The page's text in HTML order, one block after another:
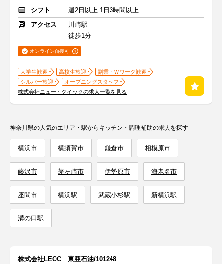
シフト
週2日以上 1日3時間以上
アクセス
川崎駅
徒歩1分
オンライン面接可
大学生歓迎 高校生歓迎
副業・Ｗワーク歓迎
シルバー歓迎
オープニングスタッフ
株式会社ニュー・クイックの求人一覧を見る
神奈川県の人気のエリア・駅からキッチン・調理補助の求人を探す
横浜市 横須賀市 鎌倉市 相模原市
藤沢市 茅ヶ崎市 伊勢原市 海老名市
座間市 横浜駅 武蔵小杉駅 新横浜駅
溝の口駅
株式会社LEOC 東亜石油/101248